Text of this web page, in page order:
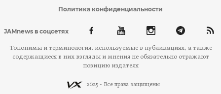
Политика конфиденциальности
JAMnews в соцсетях
Топонимы и терминология, используемые в публикациях, а также
содержащиеся в них взгляды и мнения не обязательно отражают
позицию издателя
2025 - Все права защищены